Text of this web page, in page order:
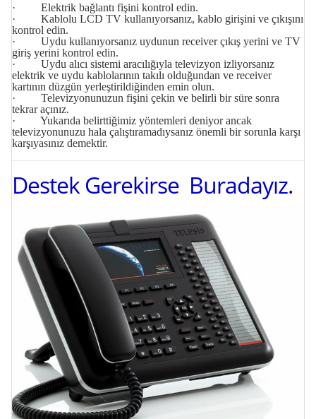
· Elektrik bağlantı fişini kontrol edin.
· Kablolu LCD TV kullanıyorsanız, kablo girişini ve çıkışını
kontrol edin.
· Uydu kullanıyorsanız uydunun receiver çıkış yerini ve TV
giriş yerini kontrol edin.
· Uydu alıcı sistemi aracılığıyla televizyon izliyorsanız
elektrik ve uydu kablolarının takılı olduğundan ve receiver
kartının düzgün yerleştirildiğinden emin olun.
· Televizyonunuzun fişini çekin ve belirli bir süre sonra
tekrar açınız.
· Yukarıda belirttiğimiz yöntemleri deniyor ancak
televizyonunuzu hala çalıştıramadıysanız önemli bir sorunla karşı
karşıyasınız demektir.
Destek Gerekirse Buradayız.